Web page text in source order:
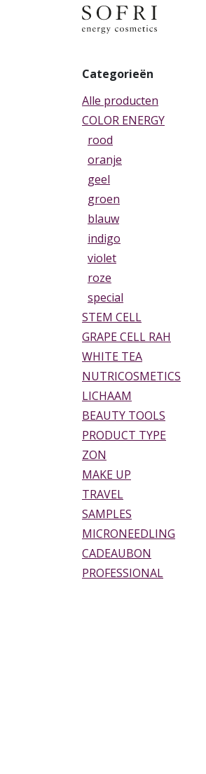
Overslaan naar inhoud
Categorieën
Alle producten
COLOR ENERGY
rood
oranje
geel
groen
blauw
indigo
violet
roze
special
STEM CELL
GRAPE CELL RAH
WHITE TEA
NUTRICOSMETICS
LICHAAM
BEAUTY TOOLS
PRODUCT TYPE
ZON
MAKE UP
TRAVEL
SAMPLES
MICRONEEDLING
CADEAUBON
PROFESSIONAL